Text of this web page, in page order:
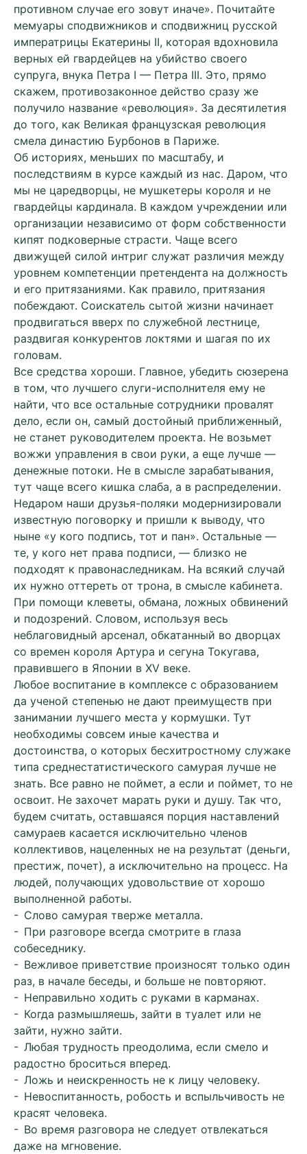
противном случае его зовут иначе». Почитайте
мемуары сподвижников и сподвижниц русской
императрицы Екатерины II, которая вдохновила
верных ей гвардейцев на убийство своего
супруга, внука Петра I — Петра III. Это, прямо
скажем, противозаконное действо сразу же
получило название «революция». За десятилетия
до того, как Великая французская революция
смела династию Бурбонов в Париже.
Об историях, меньших по масштабу, и
последствиям в курсе каждый из нас. Даром, что
мы не царедворцы, не мушкетеры короля и не
гвардейцы кардинала. В каждом учреждении или
организации независимо от форм собственности
кипят подковерные страсти. Чаще всего
движущей силой интриг служат различия между
уровнем компетенции претендента на должность
и его притязаниями. Как правило, притязания
побеждают. Соискатель сытой жизни начинает
продвигаться вверх по служебной лестнице,
раздвигая конкурентов локтями и шагая по их
головам.
Все средства хороши. Главное, убедить сюзерена
в том, что лучшего слуги-исполнителя ему не
найти, что все остальные сотрудники провалят
дело, если он, самый достойный приближенный,
не станет руководителем проекта. Не возьмет
вожжи управления в свои руки, а еще лучше —
денежные потоки. Не в смысле зарабатывания,
тут чаще всего кишка слаба, а в распределении.
Недаром наши друзья-поляки модернизировали
известную поговорку и пришли к выводу, что
ныне «у кого подпись, тот и пан». Остальные —
те, у кого нет права подписи, — близко не
подходят к правонаследникам. На всякий случай
их нужно оттереть от трона, в смысле кабинета.
При помощи клеветы, обмана, ложных обвинений
и подозрений. Словом, используя весь
неблаговидный арсенал, обкатанный во дворцах
со времен короля Артура и сегуна Токугава,
правившего в Японии в XV веке.
Любое воспитание в комплексе с образованием
да ученой степенью не дают преимуществ при
занимании лучшего места у кормушки. Тут
необходимы совсем иные качества и
достоинства, о которых бесхитростному служаке
типа среднестатистического самурая лучше не
знать. Все равно не поймет, а если и поймет, то не
освоит. Не захочет марать руки и душу. Так что,
будем считать, оставшаяся порция наставлений
самураев касается исключительно членов
коллективов, нацеленных не на результат (деньги,
престиж, почет), а исключительно на процесс. На
людей, получающих удовольствие от хорошо
выполненной работы.
- Слово самурая тверже металла.
- При разговоре всегда смотрите в глаза
собеседнику.
- Вежливое приветствие произносят только один
раз, в начале беседы, и больше не повторяют.
- Неправильно ходить с руками в карманах.
- Когда размышляешь, зайти в туалет или не
зайти, нужно зайти.
- Любая трудность преодолима, если смело и
радостно броситься вперед.
- Ложь и неискренность не к лицу человеку.
- Невоспитанность, робость и вспыльчивость не
красят человека.
- Во время разговора не следует отвлекаться
даже на мгновение.